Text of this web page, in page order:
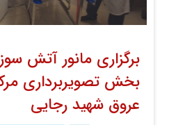
بخش تصویربرداری
عروق شهید رجایی